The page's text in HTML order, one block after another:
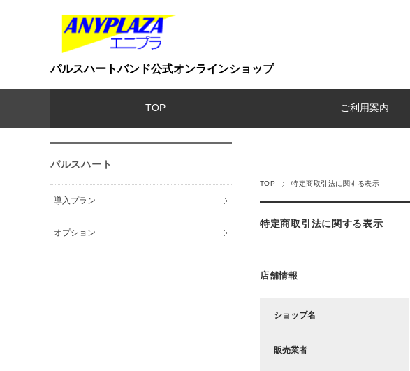
パルスハートバンド公式オンラインショップ
TOP ご利用案内
TOP 特定商取引法に関する表示
特定商取引法に関する表示
店舗情報
ショップ名
販売業者
パルスハート
導入プラン
オプション